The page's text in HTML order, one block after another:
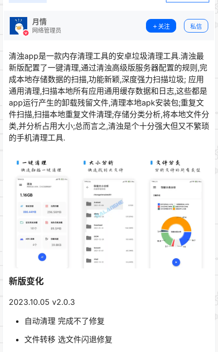
月情
网络管理员
关注 私信
清浊app是一款内存清理工具的安卓垃圾清理工具.清浊最
新版配置了一键清理,通过清浊高级版服务器配置的规则,完
成本地存储数据的扫描,功能新颖,深度强力扫描垃圾; 应用
通用清理,扫描本地所有应用通用缓存数据和日志,这些都是
app运行产生的卸载残留文件,清理本地apk安装包;重复文
件扫描,扫描本地重复文件清理;存储分类分析,将本地文件分
类,并分析占用大小;总而言之,清浊是个十分强大但又不繁琐
的手机清理工具.
新版变化
2023.10.05 v2.0.3
自动清理 完成不了修复
文件转移 选文件闪退修复